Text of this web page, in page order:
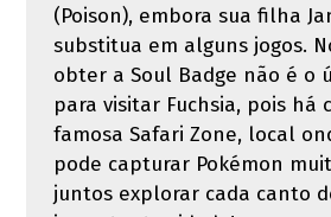
(Poison), embora sua filha
substitua em alguns jogos.
obter a Soul Badge não é o
para visitar Fuchsia, pois há
famosa Safari Zone, local
pode capturar Pokémon
juntos explorar cada canto